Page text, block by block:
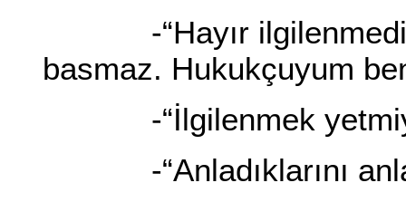
-“Hayır
basmaz. Hukukçuyum
-“İlgilenmek
-“Anladıklarını